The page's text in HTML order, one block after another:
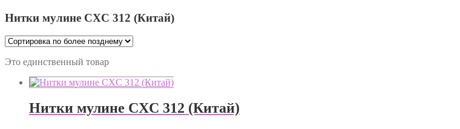
Нитки мулине CXC 312 (Китай)
Это единственный товар
Нитки мулине CXC 312 (Китай)